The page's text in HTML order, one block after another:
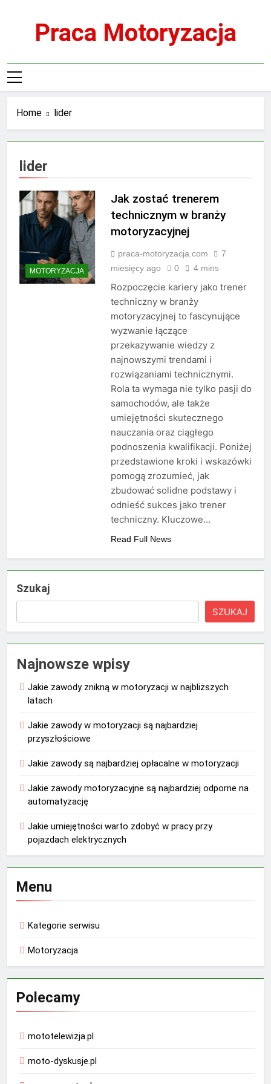
Praca Motoryzacja
Home lider
lider
MOTORYZACJA
Jak zostać trenerem
technicznym w branży
motoryzacyjnej
praca-motoryzacja.com
7
miesięcy ago
0 4 mins
Rozpoczęcie kariery jako trener
techniczny w branży
motoryzacyjnej to fascynujące
wyzwanie łączące
przekazywanie wiedzy z
najnowszymi trendami i
rozwiązaniami technicznymi.
Rola ta wymaga nie tylko pasji do
samochodów, ale także
umiejętności skutecznego
nauczania oraz ciągłego
podnoszenia kwalifikacji. Poniżej
przedstawione kroki i wskazówki
pomogą zrozumieć, jak
zbudować solidne podstawy i
odnieść sukces jako trener
techniczny. Kluczowe…
Read Full News
Szukaj
SZUKAJ
Najnowsze wpisy
Jakie zawody znikną w motoryzacji w najbliższych
latach
Jakie zawody w motoryzacji są najbardziej
przyszłościowe
Jakie zawody są najbardziej opłacalne w motoryzacji
Jakie zawody motoryzacyjne są najbardziej odporne na
automatyzację
Jakie umiejętności warto zdobyć w pracy przy
pojazdach elektrycznych
Menu
Kategorie serwisu
Motoryzacja
Polecamy
mototelewizja.pl
moto-dyskusje.pl